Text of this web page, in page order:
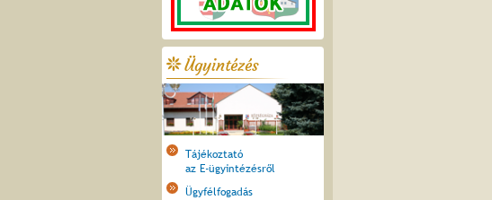
Ügyintézés
Tájékoztató
az E-ügyintézésről
Ügyfélfogadás